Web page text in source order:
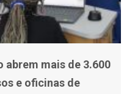
abrem mais de 3.600
e oficinas de